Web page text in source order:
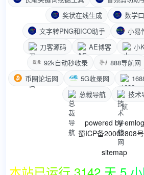
奖状在线生成
数学
文字转PNG和ICO助手
小易
刀客源码
AE博客 小
92k自动秒收录
888导航网
币圈论坛网
5G收录网
总裁导航
技术
powered byemlog
蜀ICP备20002808
sitemap